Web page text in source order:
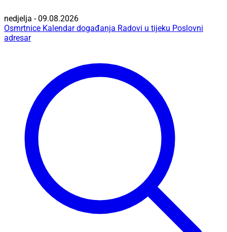
nedjelja - 09.08.2026
Osmrtnice Kalendar događanja Radovi u tijeku Poslovni
adresar